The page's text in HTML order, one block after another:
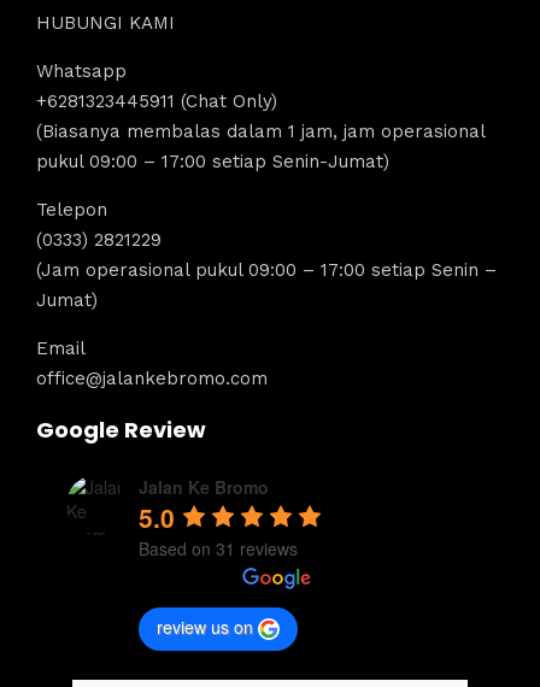
HUBUNGI KAMI
Whatsapp
+6281323445911 (Chat Only)
(Biasanya membalas dalam 1 jam, jam operasional
pukul 09:00 – 17:00 setiap Senin-Jumat)
Telepon
(0333) 2821229
(Jam operasional pukul 09:00 – 17:00 setiap Senin –
Jumat)
Email
office@jalankebromo.com
Google Review
Jalan Ke Bromo
5.0
Based on 31 reviews
review us on